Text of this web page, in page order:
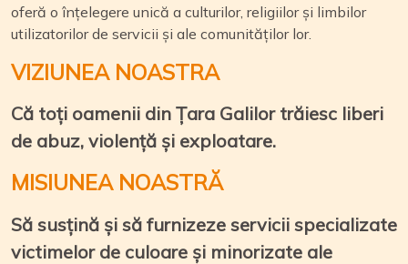
oferă o înțelegere unică a culturilor, religiilor și limbilor
utilizatorilor de servicii și ale comunităților lor.
VIZIUNEA NOASTRA
Că toți oamenii din Țara Galilor trăiesc liberi
de abuz, violență și exploatare.
MISIUNEA NOASTRĂ
Să susțină și să furnizeze servicii specializate
victimelor de culoare și minorizate ale